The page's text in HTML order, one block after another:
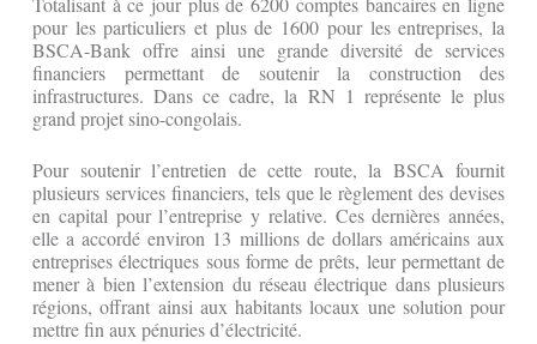
pour les particuliers et plus de 1600 pour les entreprises, la
BSCA-Bank offre ainsi une grande diversité de services
financiers permettant de soutenir la construction des
infrastructures. Dans ce cadre, la RN 1 représente le plus
grand projet sino-congolais.
Pour soutenir l’entretien de cette route, la BSCA fournit
plusieurs services financiers, tels que le règlement des devises
en capital pour l’entreprise y relative. Ces dernières années,
elle a accordé environ 13 millions de dollars américains aux
entreprises électriques sous forme de prêts, leur permettant de
mener à bien l’extension du réseau électrique dans plusieurs
régions, offrant ainsi aux habitants locaux une solution pour
mettre fin aux pénuries d’électricité.